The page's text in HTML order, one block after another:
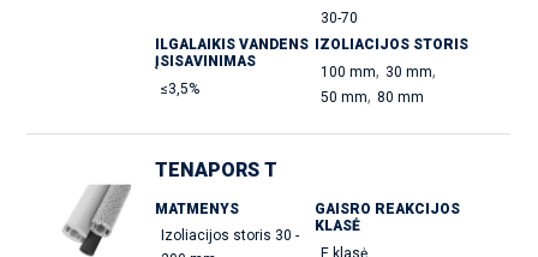
30-70
ILGALAIKIS VANDENS
ĮSISAVINIMAS
≤3,5%
IZOLIACIJOS STORIS
100 mm, 30 mm,
50 mm, 80 mm
TENAPORS T
MATMENYS
Izoliacijos storis 30 -
GAISRO REAKCIJOS
KLASĖ
E klasė